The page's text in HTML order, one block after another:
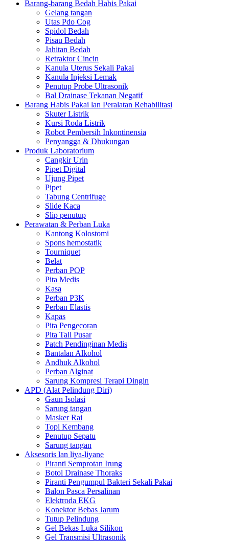
Barang-barang Bedah Habis Pakai
Gelang tangan
Utas Pdo Cog
Spidol Bedah
Pisau Bedah
Jahitan Bedah
Retraktor Cincin
Kanula Uterus Sekali Pakai
Kanula Injeksi Lemak
Penutup Probe Ultrasonik
Bal Drainase Tekanan Negatif
Barang Habis Pakai lan Peralatan Rehabilitasi
Skuter Listrik
Kursi Roda Listrik
Robot Pembersih Inkontinensia
Penyangga & Dhukungan
Produk Laboratorium
Cangkir Urin
Pipet Digital
Ujung Pipet
Pipet
Tabung Centrifuge
Slide Kaca
Slip penutup
Perawatan & Perban Luka
Kantong Kolostomi
Spons hemostatik
Tourniquet
Belat
Perban POP
Pita Medis
Kasa
Perban P3K
Perban Elastis
Kapas
Pita Pengecoran
Pita Tali Pusar
Patch Pendinginan Medis
Bantalan Alkohol
Andhuk Alkohol
Perban Alginat
Sarung Kompresi Terapi Dingin
APD (Alat Pelindung Diri)
Gaun Isolasi
Sarung tangan
Masker Rai
Topi Kembang
Penutup Sepatu
Sarung tangan
Aksesoris lan liya-liyane
Piranti Semprotan Irung
Botol Drainase Thoraks
Piranti Pengumpul Bakteri Sekali Pakai
Balon Pasca Persalinan
Elektroda EKG
Konektor Bebas Jarum
Tutup Pelindung
Gel Bekas Luka Silikon
Gel Transmisi Ultrasonik